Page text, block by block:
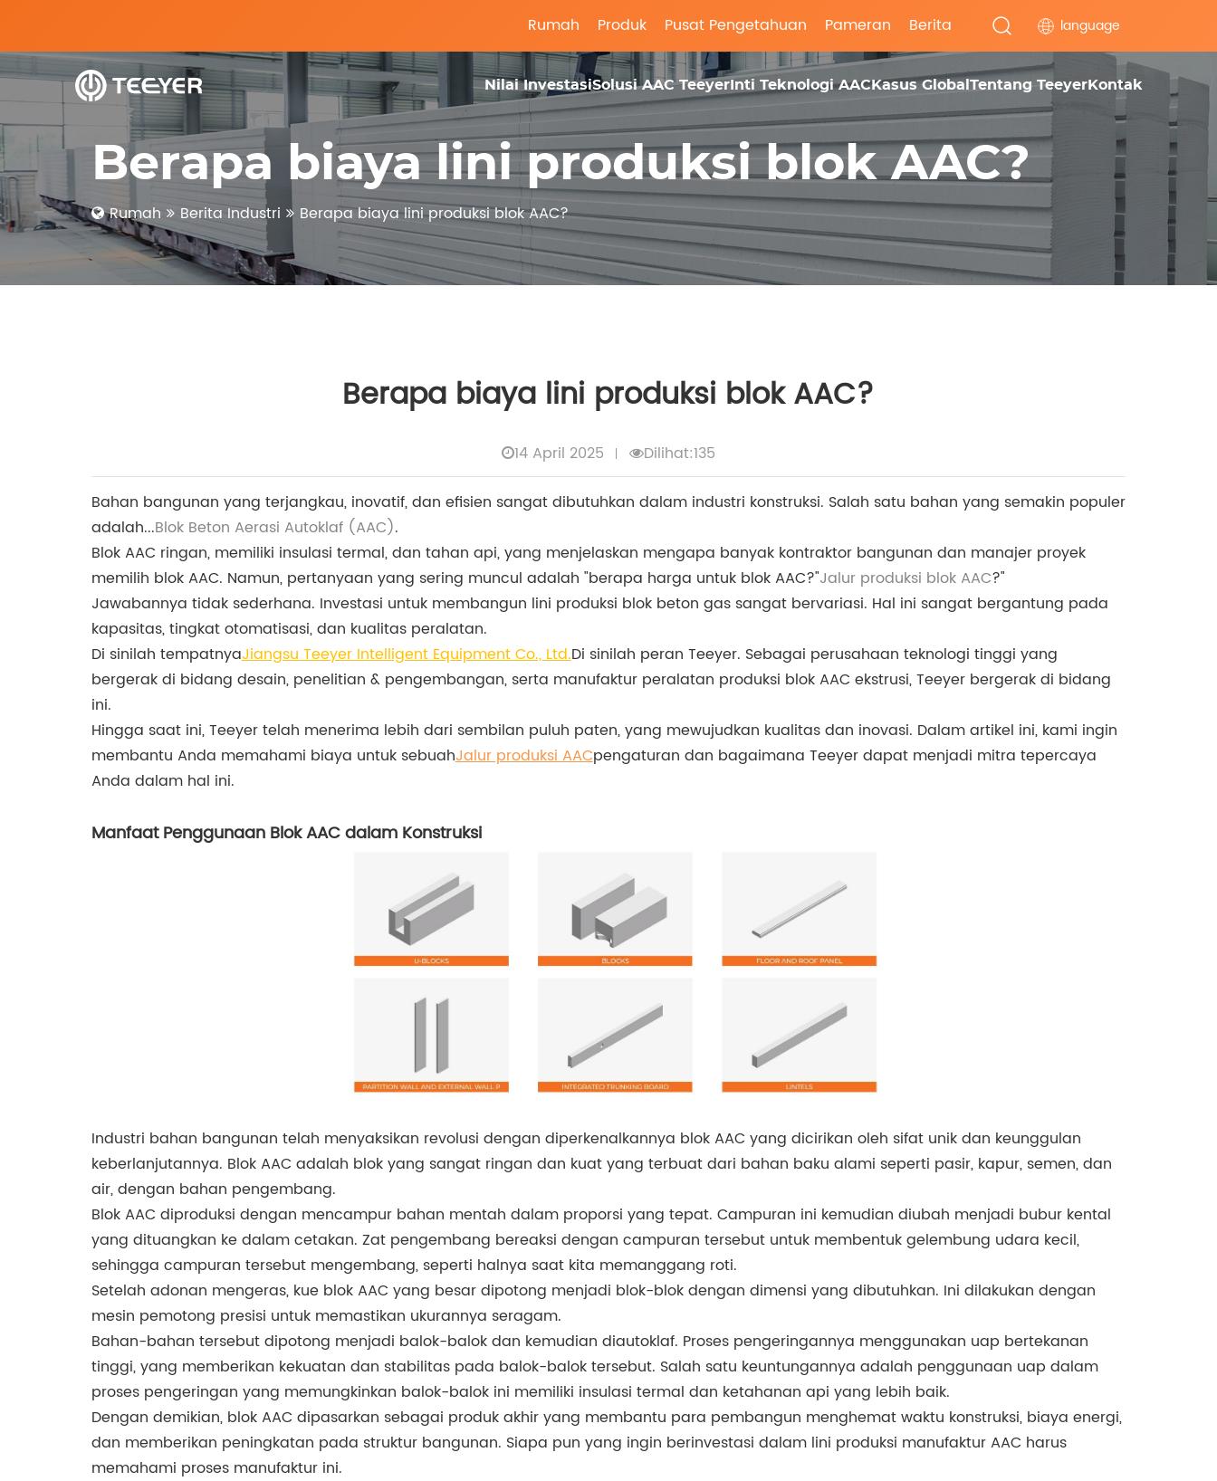
language
Rumah Produk Pusat Pengetahuan Pameran Berita
Nilai InvestasiSolusi AAC TeeyerInti Teknologi AACKasus Global Tentang TeeyerKontak
Berapa biaya lini produksi blok AAC?
Rumah Berita Industri Berapa biaya lini produksi blok AAC?
Berapa biaya lini produksi blok AAC?
14 April 2025 Dilihat:135
Bahan bangunan yang terjangkau, inovatif, dan efisien sangat dibutuhkan dalam industri konstruksi. Salah satu bahan yang semakin populer
adalah...Blok Beton Aerasi Autoklaf (AAC).
Blok AAC ringan, memiliki insulasi termal, dan tahan api, yang menjelaskan mengapa banyak kontraktor bangunan dan manajer proyek
memilih blok AAC. Namun, pertanyaan yang sering muncul adalah "berapa harga untuk blok AAC?"Jalur produksi blok AAC?"
Jawabannya tidak sederhana. Investasi untuk membangun lini produksi blok beton gas sangat bervariasi. Hal ini sangat bergantung pada
kapasitas, tingkat otomatisasi, dan kualitas peralatan.
Di sinilah tempatnyaJiangsu Teeyer Intelligent Equipment Co., Ltd.Di sinilah peran Teeyer. Sebagai perusahaan teknologi tinggi yang
bergerak di bidang desain, penelitian & pengembangan, serta manufaktur peralatan produksi blok AAC ekstrusi, Teeyer bergerak di bidang
ini.
Hingga saat ini, Teeyer telah menerima lebih dari sembilan puluh paten, yang mewujudkan kualitas dan inovasi. Dalam artikel ini, kami ingin
membantu Anda memahami biaya untuk sebuahJalur produksi AACpengaturan dan bagaimana Teeyer dapat menjadi mitra tepercaya
Anda dalam hal ini.
Manfaat Penggunaan Blok AAC dalam Konstruksi
Industri bahan bangunan telah menyaksikan revolusi dengan diperkenalkannya blok AAC yang dicirikan oleh sifat unik dan keunggulan
keberlanjutannya. Blok AAC adalah blok yang sangat ringan dan kuat yang terbuat dari bahan baku alami seperti pasir, kapur, semen, dan
air, dengan bahan pengembang.
Blok AAC diproduksi dengan mencampur bahan mentah dalam proporsi yang tepat. Campuran ini kemudian diubah menjadi bubur kental
yang dituangkan ke dalam cetakan. Zat pengembang bereaksi dengan campuran tersebut untuk membentuk gelembung udara kecil,
sehingga campuran tersebut mengembang, seperti halnya saat kita memanggang roti.
Setelah adonan mengeras, kue blok AAC yang besar dipotong menjadi blok-blok dengan dimensi yang dibutuhkan. Ini dilakukan dengan
mesin pemotong presisi untuk memastikan ukurannya seragam.
Bahan-bahan tersebut dipotong menjadi balok-balok dan kemudian diautoklaf. Proses pengeringannya menggunakan uap bertekanan
tinggi, yang memberikan kekuatan dan stabilitas pada balok-balok tersebut. Salah satu keuntungannya adalah penggunaan uap dalam
proses pengeringan yang memungkinkan balok-balok ini memiliki insulasi termal dan ketahanan api yang lebih baik.
Dengan demikian, blok AAC dipasarkan sebagai produk akhir yang membantu para pembangun menghemat waktu konstruksi, biaya energi,
dan memberikan peningkatan pada struktur bangunan. Siapa pun yang ingin berinvestasi dalam lini produksi manufaktur AAC harus
memahami proses manufaktur ini.